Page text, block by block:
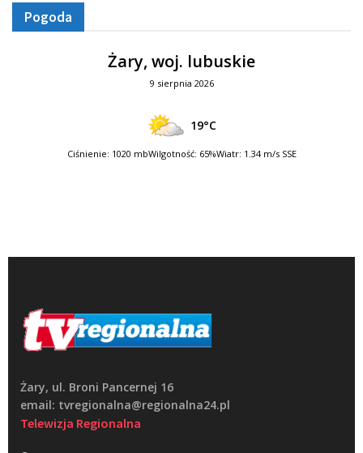
Pogoda
Żary, woj. lubuskie
9 sierpnia 2026
19°C
Ciśnienie: 1020 mbWilgotność: 65%Wiatr: 1.34 m/s SSE
Żary, ul. Broni Pancernej 16
email: tvregionalna@regionalna24.pl
Telewizja Regionalna